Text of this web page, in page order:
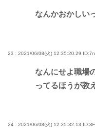
なんかおかしい
23 : 2021/06/08(火) 12:35:20.29
なんにせよ職場
ってるほうが教
24 : 2021/06/08(火) 12:35:32.13